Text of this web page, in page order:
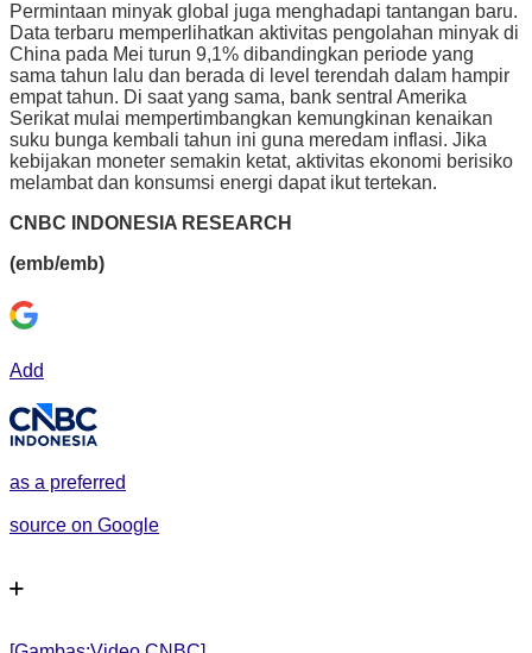
Permintaan minyak global juga menghadapi tantangan baru.
Data terbaru memperlihatkan aktivitas pengolahan minyak di
China pada Mei turun 9,1% dibandingkan periode yang
sama tahun lalu dan berada di level terendah dalam hampir
empat tahun. Di saat yang sama, bank sentral Amerika
Serikat mulai mempertimbangkan kemungkinan kenaikan
suku bunga kembali tahun ini guna meredam inflasi. Jika
kebijakan moneter semakin ketat, aktivitas ekonomi berisiko
melambat dan konsumsi energi dapat ikut tertekan.
CNBC INDONESIA RESEARCH
(emb/emb)
Add
as a preferred
source on Google